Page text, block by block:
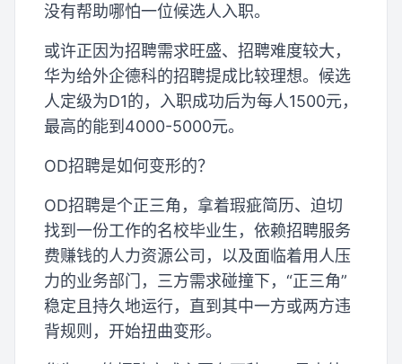
没有帮助哪怕一位候选人入职。
或许正因为招聘需求旺盛、招聘难度较大，
华为给外企德科的招聘提成比较理想。候选
人定级为D1的，入职成功后为每人1500元，
最高的能到4000-5000元。
OD招聘是如何变形的？
OD招聘是个正三角，拿着瑕疵简历、迫切
找到一份工作的名校毕业生，依赖招聘服务
费赚钱的人力资源公司，以及面临着用人压
力的业务部门，三方需求碰撞下，“正三角”
稳定且持久地运行，直到其中一方或两方违
背规则，开始扭曲变形。